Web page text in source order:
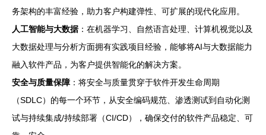
务架构的丰富经验，助力客户构建弹性、可扩展的现代化应用。
人工智能与大数据：在机器学习、自然语言处理、计算机视觉以及
大数据处理与分析方面拥有实践项目经验，能够将AI与大数据能力
融入软件产品，为客户提供智能化的解决方案。
安全与质量保障 ：将安全与质量贯穿于软件开发生命周期
（SDLC）的每一个环节，从安全编码规范、渗透测试到自动化测
试与持续集成/持续部署（CI/CD），确保交付的软件产品稳定、可